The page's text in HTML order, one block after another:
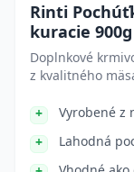
Rinti
kuracie 900g
Doplnkové
z kvalitného
Vyrobené z
Lahodná